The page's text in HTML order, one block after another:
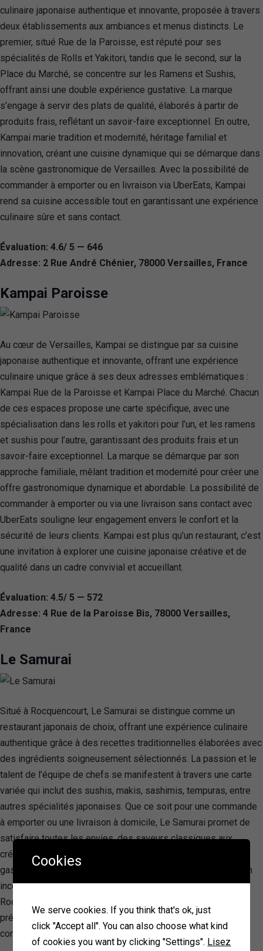
culinaire japonaise authentique et innovante, proposée à travers
deux établissements aux ambiances et menus distincts. Le
premier, situé Rue de la Paroisse, est réputé pour ses
spécialités de Rolls et Yakitori, tandis que le second, sur la
Place du Marché, se concentre sur les Ramens et Sushis,
offrant ainsi une double expérience gustative. La marque
s’engage à servir des plats de qualité, élaborés à partir de
produits frais, reflétant un savoir-faire exceptionnel. En outre,
Kampai marie tradition et modernité, héritage familial et
innovation, créant une cuisine dynamique qui se démarque dans
la scène gastronomique de Versailles. Avec la possibilité de
commander à emporter ou en livraison via UberEats, Kampai
rend sa cuisine accessible tout en garantissant une expérience
culinaire sûre et sans contact.
Évaluation: 4.6/ 5 — 646
Adresse: 2 Rue André Chénier, 78000 Versailles, France
Kampai Paroisse
Au cœur de Versailles, Kampai se distingue par sa cuisine
japonaise authentique et innovante, offrant une expérience
culinaire unique grâce à ses deux adresses emblématiques :
Kampai Rue de la Paroisse et Kampai Place du Marché. Chacun
de ces espaces propose une carte spécifique, avec une
spécialisation dans les rolls et yakitori pour l’un, et les ramens
et sushis pour l’autre, garantissant des produits frais et un
savoir-faire exceptionnel. La marque se démarque par son
approche familiale, mêlant tradition et modernité pour créer une
offre gastronomique dynamique et abordable. La possibilité de
commander à emporter ou via une livraison sans contact avec
UberEats souligne leur engagement envers le confort et la
sécurité de leurs clients. Kampai est plus qu’un restaurant, c’est
une invitation à explorer une cuisine japonaise créative et de
qualité dans un cadre convivial et accueillant.
Évaluation: 4.5/ 5 — 572
Adresse: 4 Rue de la Paroisse Bis, 78000 Versailles,
France
Le Samurai
Situé à Rocquencourt, Le Samurai se distingue comme un
restaurant japonais de choix, offrant une expérience culinaire
authentique grâce à des recettes traditionnelles élaborées avec
des ingrédients soigneusement sélectionnés. La passion et le
talent de l’équipe de chefs se manifestent à travers une carte
variée qui inclut des sushis, makis, sashimis, tempuras, entre
autres spécialités japonaises. Que ce soit pour une commande
à emporter ou une livraison à domicile, Le Samurai promet de
satisfaire toutes les envies, des saveurs classiques aux
créations originales. Engagé à enrichir votre exploration de la
gastronomie asiatique, ce restaurant se positionne comme un
incontournable pour les amateurs de cuisine japonaise à
Rocquencourt. L’accueil chaleureux, les plats savoureux
préparés avec soin, et la facilité de commande en ligne
contribuent à faire de Le Samurai une destination prisée.
Cookies
We serve cookies. If you think that's ok, just
click "Accept all". You can also choose what kind
of cookies you want by clicking "Settings". Lisez